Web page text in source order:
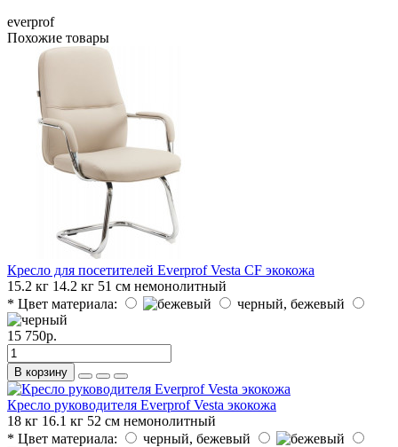
everprof
Похожие товары
Кресло для посетителей Everprof Vesta CF экокожа
15.2 кг 14.2 кг 51 см немонолитный
* Цвет материала:
черный, бежевый
15 750р.
В корзину
Кресло руководителя Everprof Vesta экокожа
18 кг 16.1 кг 52 см немонолитный
* Цвет материала:
черный, бежевый